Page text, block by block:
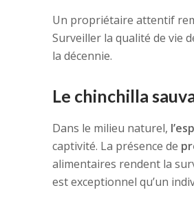
Un propriétaire attentif
Surveiller la qualité de vie
la décennie.
Le chinchilla
Dans le milieu naturel,
captivité. La présence de
alimentaires rendent la
est exceptionnel qu’un